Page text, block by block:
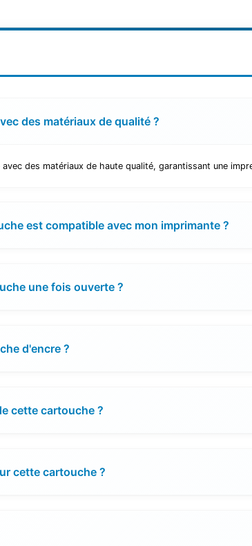
des matériaux de qualité ?
des matériaux de haute qualité, garantissant une
est compatible avec mon imprimante ?
une fois ouverte ?
d'encre ?
cette cartouche ?
cette cartouche ?